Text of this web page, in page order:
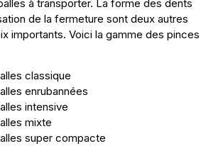
à transporter. La forme des dents
de la fermeture sont deux autres
importants. Voici la gamme des pinces
classique
enrubannées
intensive
mixte
super compacte